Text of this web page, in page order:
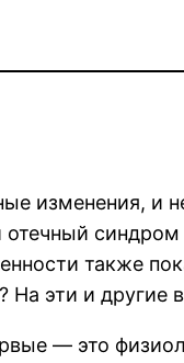
изменения, и
также
эти и
— это